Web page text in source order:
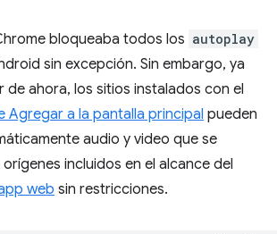
bloqueaba todos los autoplay
sin excepción. Sin embargo, ya
de ahora, los sitios instalados con el
Agregar a la pantalla principal pueden
audio y video que se
incluidos en el alcance del
web sin restricciones.